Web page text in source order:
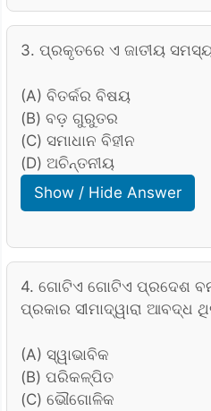
3. ପ୍ରକୃତରେ ଏ ଜାତୀୟ
(A) ବିତର୍କର ବିଷୟ
(B) ବଡ଼ ଗୁରୁତର
(C) ସମାଧାନ ବିହୀନ
(D) ଅଚିନ୍ତନୀୟ
Show / Hide Answer
4. ଗୋଟିଏ ଗୋଟିଏ ପ୍ରଦେଶ
ପ୍ରକାର ସୀମାଦ୍ୱାରା ଆବଦ୍ଧ
(A) ସ୍ୱାଭାବିକ
(B) ପରିକଳ୍ପିତ
(C) ଭୌଗୋଳିକ